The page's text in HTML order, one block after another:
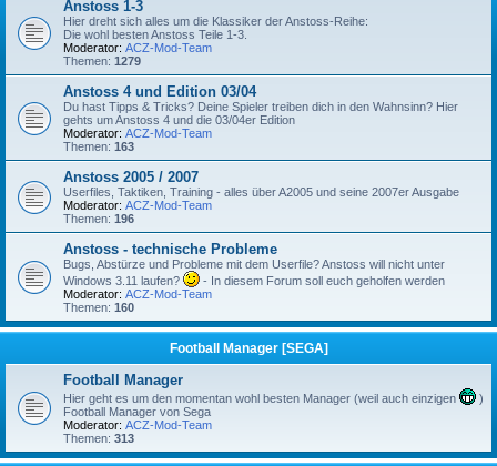
Anstoss 1-3
Hier dreht sich alles um die Klassiker der Anstoss-Reihe:
Die wohl besten Anstoss Teile 1-3.
Moderator: ACZ-Mod-Team
Themen: 1279
Anstoss 4 und Edition 03/04
Du hast Tipps & Tricks? Deine Spieler treiben dich in den Wahnsinn? Hier
gehts um Anstoss 4 und die 03/04er Edition
Moderator: ACZ-Mod-Team
Themen: 163
Anstoss 2005 / 2007
Userfiles, Taktiken, Training - alles über A2005 und seine 2007er Ausgabe
Moderator: ACZ-Mod-Team
Themen: 196
Anstoss - technische Probleme
Bugs, Abstürze und Probleme mit dem Userfile? Anstoss will nicht unter
Windows 3.11 laufen?
- In diesem Forum soll euch geholfen werden
Moderator: ACZ-Mod-Team
Themen: 160
Football Manager [SEGA]
Football Manager
Hier geht es um den momentan wohl besten Manager (weil auch einzigen
)
Football Manager von Sega
Moderator: ACZ-Mod-Team
Themen: 313